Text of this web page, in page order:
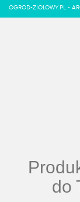
OGROD-ZIOLOWY.PL -
do